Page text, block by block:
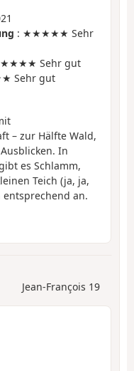
: ★★★★★ Sehr
Sehr gut
Sehr gut
– zur Hälfte Wald,
In
es Schlamm,
Teich (ja, ja,
entsprechend an.
Jean-François 19